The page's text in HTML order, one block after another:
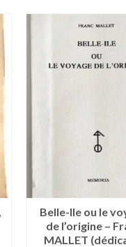
Belle-Ile ou le
de l’origine –
MALLET